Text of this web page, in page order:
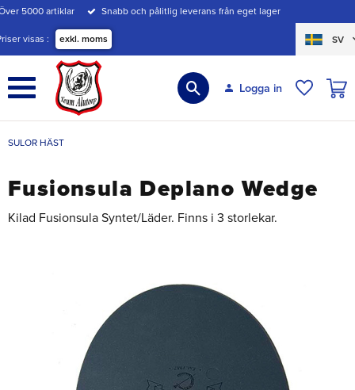
Meny
5000 artiklar Snabb och pålitlig leverans från eget lager
visas exkl. moms SV
Logga in
SULOR HÄST
Fusionsula Deplano Wedge
Kilad Fusionsula Syntet/Läder. Finns i 3 storlekar.